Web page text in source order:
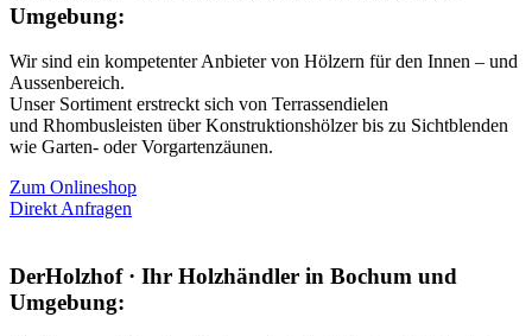
Umgebung:
Wir sind ein kompetenter Anbieter von Hölzern für den Innen – und
Aussenbereich.
Unser Sortiment erstreckt sich von Terrassendielen
und Rhombusleisten über Konstruktionshölzer bis zu Sichtblenden
wie Garten- oder Vorgartenzäunen.
Zum Onlineshop
Direkt Anfragen
DerHolzhof · Ihr Holzhändler in Bochum und
Umgebung: